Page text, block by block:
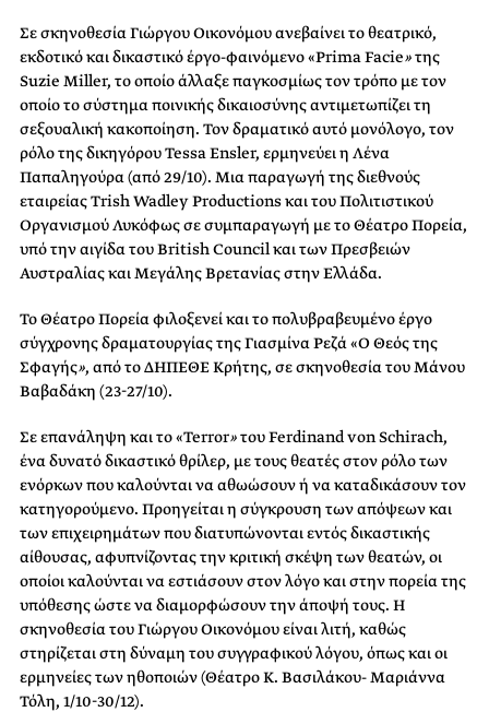
Σε σκηνοθεσία Γιώργου Οικονόμου ανεβαίνει το θεατρικό,
εκδοτικό και δικαστικό έργο-φαινόμενο «Prima Facie»της
Suzie Miller, το οποίο άλλαξε παγκοσμίως τον τρόπο με τον
οποίο το σύστημα ποινικής δικαιοσύνης αντιμετωπίζει τη
σεξουαλική κακοποίηση. Τον δραματικό αυτό μονόλογο, τον
ρόλο της δικηγόρου Tessa Ensler, ερμηνεύει η Λένα
Παπαληγούρα (από 29/10). Μια παραγωγή της διεθνούς
εταιρείας Trish Wadley Productions και του Πολιτιστικού
Οργανισμού Λυκόφως σε συμπαραγωγή με το Θέατρο Πορεία,
υπό την αιγίδα του British Council και των Πρεσβειών
Αυστραλίας και Μεγάλης Βρετανίας στην Ελλάδα.
Το Θέατρο Πορεία φιλοξενεί και το πολυβραβευμένο έργο
σύγχρονης δραματουργίας της Γιασμίνα Ρεζά «Ο Θεός της
Σφαγής», από το ΔΗΠΕΘΕ Κρήτης, σε σκηνοθεσία του Μάνου
Βαβαδάκη (23-27/10).
Σε επανάληψη και το «Terror»του Ferdinand von Schirach,
ένα δυνατό δικαστικό θρίλερ, με τους θεατές στον ρόλο των
ενόρκων που καλούνται να αθωώσουν ή να καταδικάσουν τον
κατηγορούμενο. Προηγείται η σύγκρουση των απόψεων και
των επιχειρημάτων που διατυπώνονται εντός δικαστικής
αίθουσας, αφυπνίζοντας την κριτική σκέψη των θεατών, οι
οποίοι καλούνται να εστιάσουν στον λόγο και στην πορεία της
υπόθεσης ώστε να διαμορφώσουν την άποψή τους. Η
σκηνοθεσία του Γιώργου Οικονόμου είναι λιτή, καθώς
στηρίζεται στη δύναμη του συγγραφικού λόγου, όπως και οι
ερμηνείες των ηθοποιών (Θέατρο Κ. Βασιλάκου- Μαριάννα
Τόλη, 1/10-30/12).